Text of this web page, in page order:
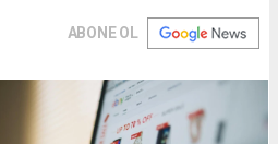
ABONE OL